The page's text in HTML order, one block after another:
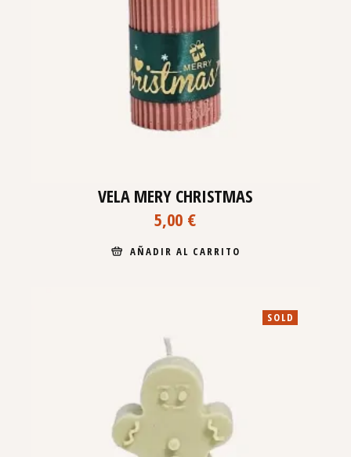
VELA MERY CHRISTMAS
5,00 €
AÑADIR AL CARRITO
SOLD